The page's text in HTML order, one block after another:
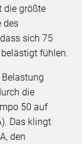
die größte
des
sich 75
fühlen.
die
50 auf
Das klingt
den